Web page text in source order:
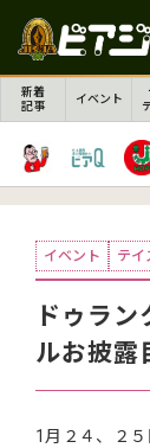
新着
記事
イベント
イベント テイ
ドゥラ
ルお披露
1月２４、２５